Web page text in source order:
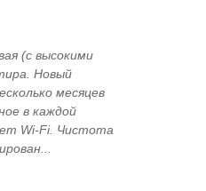
(с высокими
Новый
месяцев
в каждой
Wi-Fi. Чистота